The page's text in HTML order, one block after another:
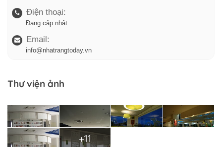
Điện thoại:
Đang cập nhật
Email:
info@nhatrangtoday.vn
Thư viện ảnh
+11